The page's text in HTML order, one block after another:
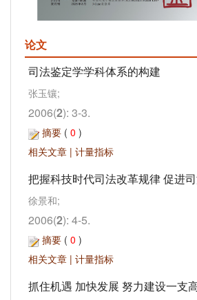
论文
司法鉴定学学科体系的构建
张玉镶;
2006(2): 3-3.
摘要 ( 0 )
相关文章 | 计量指标
把握科技时代司法改革规律 促进
徐景和;
2006(2): 4-5.
摘要 ( 0 )
相关文章 | 计量指标
抓住机遇 加快发展 努力建设一支